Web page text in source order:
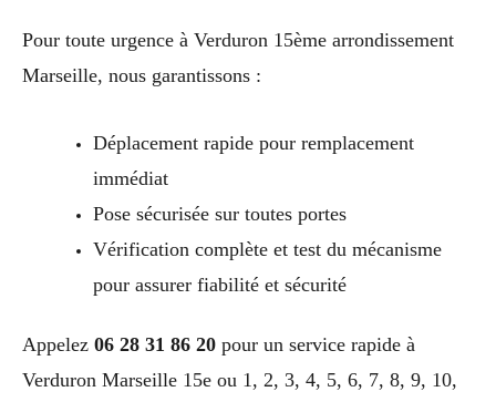
Pour toute urgence à Verduron 15ème arrondissement
Marseille, nous garantissons :
Déplacement rapide pour remplacement
immédiat
Pose sécurisée sur toutes portes
Vérification complète et test du mécanisme
pour assurer fiabilité et sécurité
Appelez 06 28 31 86 20 pour un service rapide à
Verduron Marseille 15e ou 1, 2, 3, 4, 5, 6, 7, 8, 9, 10,